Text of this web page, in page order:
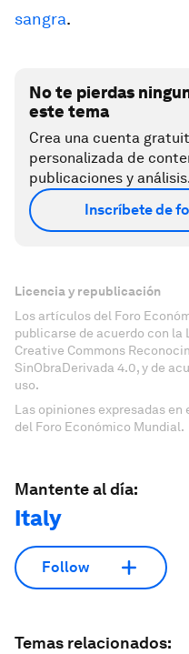
sangra.
No te pierdas
este tema
Crea una cuenta
personalizada de
publicaciones y
Inscríbete de
Licencia y republicación
Los artículos del Foro
publicarse de acuerdo con
Creative Commons
SinObraDerivada 4.0, y de
uso.
Las opiniones expresadas
del Foro Económico Mundial.
Mantente al día:
Italy
Follow
Temas relacionados: